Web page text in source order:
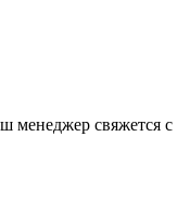
менеджер свяжется с